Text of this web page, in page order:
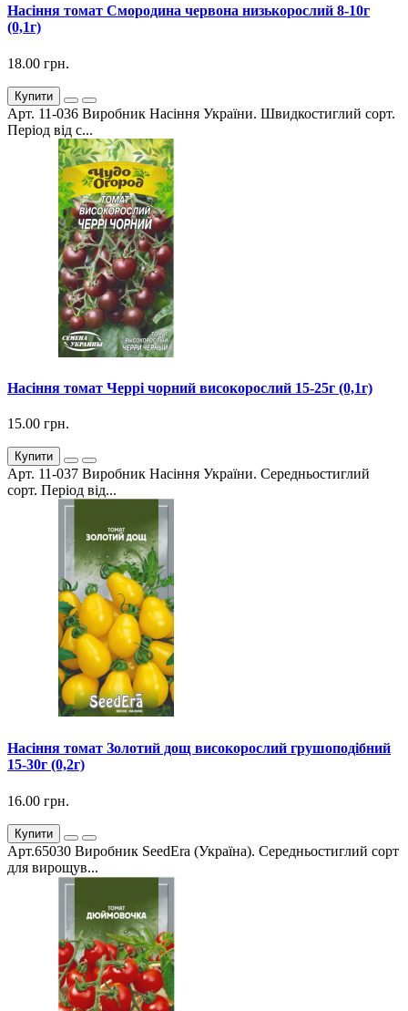
Насіння томат Смородина червона низькорослий 8-10г
(0,1г)
18.00 грн.
Купити
Арт. 11-036 Виробник Насіння України. Швидкостиглий сорт.
Період від с...
Насіння томат Черрі чорний високорослий 15-25г (0,1г)
15.00 грн.
Купити
Арт. 11-037 Виробник Насіння України. Середньостиглий
сорт. Період від...
Насіння томат Золотий дощ високорослий грушоподібний
15-30г (0,2г)
16.00 грн.
Купити
Арт.65030 Виробник SeedEra (Україна). Середньостиглий сорт
для вирощув...